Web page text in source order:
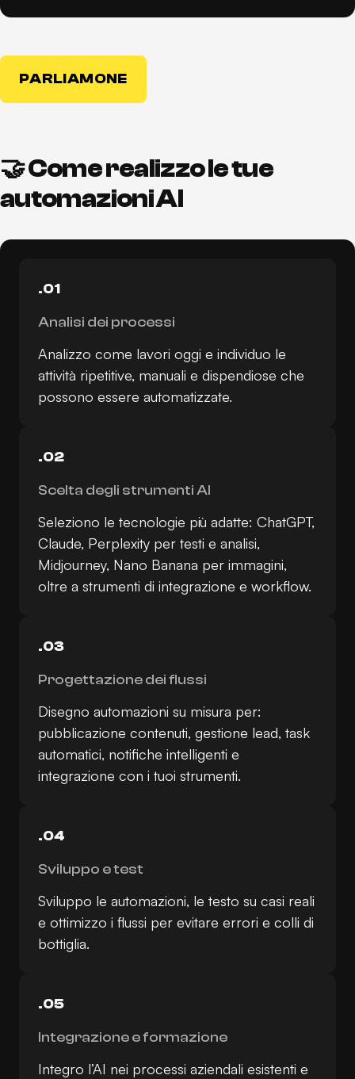
PARLIAMONE
🤝 Come realizzo le tue
automazioni AI
.01
Analisi dei processi
Analizzo come lavori oggi e individuo le
attività ripetitive, manuali e dispendiose che
possono essere automatizzate.
.02
Scelta degli strumenti AI
Seleziono le tecnologie più adatte: ChatGPT,
Claude, Perplexity per testi e analisi,
Midjourney, Nano Banana per immagini,
oltre a strumenti di integrazione e workflow.
.03
Progettazione dei flussi
Disegno automazioni su misura per:
pubblicazione contenuti, gestione lead, task
automatici, notifiche intelligenti e
integrazione con i tuoi strumenti.
.04
Sviluppo e test
Sviluppo le automazioni, le testo su casi reali
e ottimizzo i flussi per evitare errori e colli di
bottiglia.
.05
Integrazione e formazione
Integro l’AI nei processi aziendali esistenti e